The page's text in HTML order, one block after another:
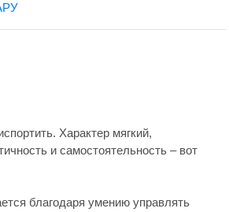
Характер мягкий,
и самостоятельность – вот
благодаря умению управлять